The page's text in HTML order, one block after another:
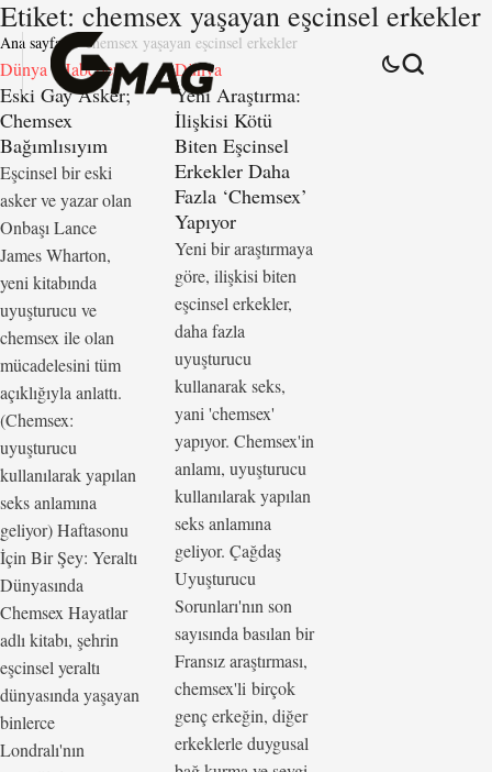
Etiket: chemsex yaşayan eşcinsel erkekler
Ana sayfa chemsex yaşayan eşcinsel erkekler
Dünya Haberler
Eski Gay Asker;
Chemsex
Bağımlısıyım
Eşcinsel bir eski
asker ve yazar olan
Onbaşı Lance
James Wharton,
yeni kitabında
uyuşturucu ve
chemsex ile olan
mücadelesini tüm
açıklığıyla anlattı.
(Chemsex:
uyuşturucu
kullanılarak yapılan
seks anlamına
geliyor) Haftasonu
İçin Bir Şey: Yeraltı
Dünyasında
Chemsex Hayatlar
adlı kitabı, şehrin
eşcinsel yeraltı
dünyasında yaşayan
binlerce
Londralı'nın
Dünya
Yeni Araştırma:
İlişkisi Kötü
Biten Eşcinsel
Erkekler Daha
Fazla ‘Chemsex’
Yapıyor
Yeni bir araştırmaya
göre, ilişkisi biten
eşcinsel erkekler,
daha fazla
uyuşturucu
kullanarak seks,
yani 'chemsex'
yapıyor. Chemsex'in
anlamı, uyuşturucu
kullanılarak yapılan
seks anlamına
geliyor. Çağdaş
Uyuşturucu
Sorunları'nın son
sayısında basılan bir
Fransız araştırması,
chemsex'li birçok
genç erkeğin, diğer
erkeklerle duygusal